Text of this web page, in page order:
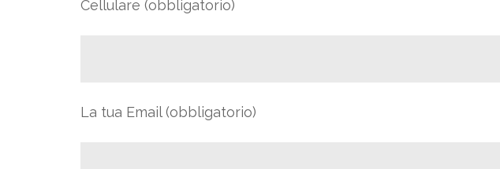
Cellulare (obbligatorio)
La tua Email (obbligatorio)